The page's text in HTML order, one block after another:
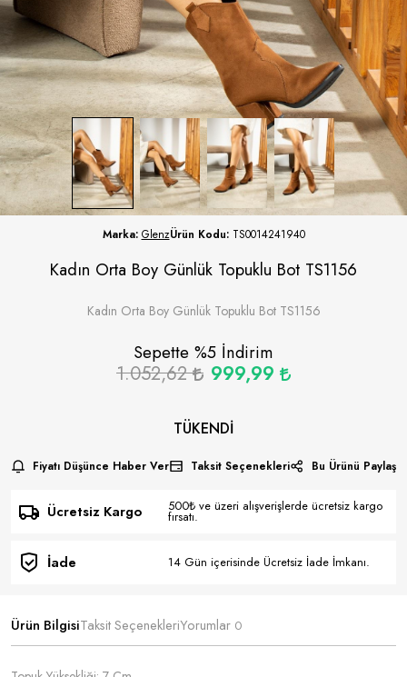
Marka: GlenzÜrün Kodu: TS0014241940
Kadın Orta Boy Günlük Topuklu Bot TS1156
Kadın Orta Boy Günlük Topuklu Bot TS1156
Sepette %5 İndirim
1.052,62 999,99
TÜKENDI
Fiyatı Düşünce Haber Ver Taksit Seçenekleri Bu Ürünü Paylaş
Ücretsiz Kargo 500₺ ve üzeri alışverişlerde ücretsiz kargo
fırsatı.
İade 14 Gün içerisinde Ücretsiz İade İmkanı.
Ürün BilgisiTaksit SeçenekleriYorumlar 0